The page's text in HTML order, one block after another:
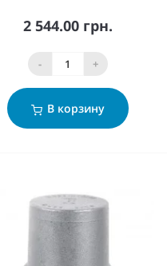
2 544.00 грн.
- +
В корзину